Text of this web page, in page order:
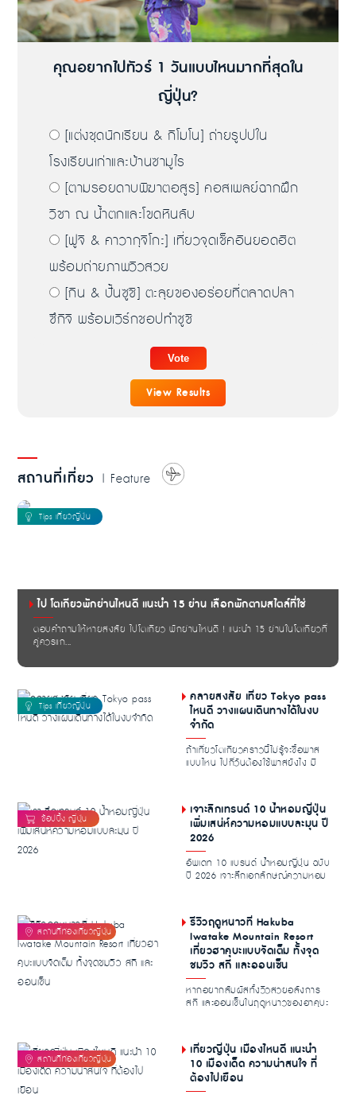
คุณอยากไปทัวร์ 1 วันแบบไหนมากที่สุดใน
ญี่ปุ่น?
[แต่งชุดนักเรียน & กิโมโน] ถ่ายรูปปใน
โรงเรียนเก่าและบ้านซามูไร
[ตามรอยดาบพิฆาตอสูร] คอสเพลย์ฉากฝึก
วิชา ณ น้ำตกและโขดหินลับ
[ฟูจิ & คาวากุจิโกะ] เที่ยวจุดเช็คอินยอดฮิต
พร้อมถ่ายภาพวิวสวย
[กิน & ปั้นซูชิ] ตะลุยของอร่อยที่ตลาดปลา
ซึกิจิ พร้อมเวิร์กชอปทำซูชิ
View Results
สถานที่เที่ยว | Feature
ไป โตเกียวพักย่านไหนดี แนะนำ 15 ย่าน เลือกพักตามสไตล์ที่ใช่
ตอบคำถามให้หายสงสัย ไปโตเกียว พักย่านไหนดี ! แนะนำ 15 ย่านในโตเกียวที่
คู่ควรแก...
คลายสงสัย เที่ยว Tokyo pass
ไหนดี วางแผนเดินทางได้ในงบ
จำกัด
ถ้าเที่ยวโตเกียวคราวนี้ไม่รู้จะซื้อพาส
แบบไหน ไปกี่วันต้องใช้พาสยังไง มี
เจาะลึกเทรนด์ 10 น้ำหอมญี่ปุ่น
เพิ่มเสน่ห์ความหอมแบบละมุน ปี
2026
อัพเดท 10 แบรนด์ น้ำหอมญี่ปุ่น ฉบับ
ปี 2026 เจาะลึกเอกลักษณ์ความหอม
รีวิวฤดูหนาวที่ Hakuba
Iwatake Mountain Resort
เที่ยวฮาคุบะแบบจัดเต็ม ทั้งจุด
ชมวิว สกี และออนเซ็น
หากอยากสัมผัสทั้งวิวสวยอลังการ
สกี และออนเซ็นในฤดูหนาวของฮาคุบะ
เที่ยวญี่ปุ่น เมืองไหนดี แนะนำ
10 เมืองเด็ด ความน่าสนใจ ที่
ต้องไปเยือน